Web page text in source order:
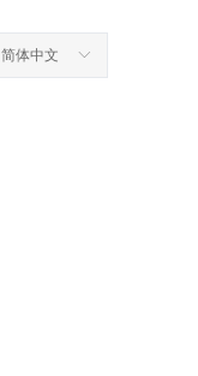
ꀅ
简体中文